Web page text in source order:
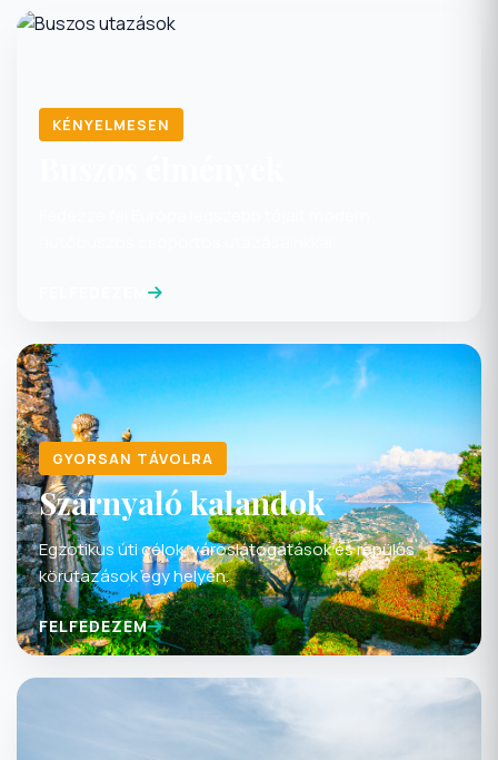
KÉNYELMESEN
Buszos élmények
GYORSAN TÁVOLRA
Szárnyaló kalandok
Egzotikus úti célok, városlátogatások és repülős
körutazások egy helyen.
FELFEDEZEM